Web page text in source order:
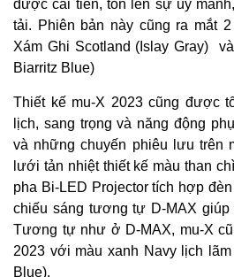
được cải tiến, tôn lên sự uy
tải. Phiên bản này cũng ra mắt
Xám Ghi Scotland (Islay Gray)
Biarritz Blue)
Thiết kế mu-X 2023 cũng được
lịch, sang trọng và năng động
và những chuyến phiêu lưu trên
lưới tản nhiệt thiết kế màu than
pha Bi-LED Projector tích hợp
chiếu sáng tương tự D-MAX
Tương tự như ở D-MAX, mu-X
2023 với màu xanh Navy lịch
Blue).